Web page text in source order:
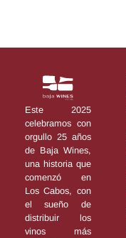
Este 2025
celebramos con
orgullo 25 años
de Baja Wines,
una historia que
comenzó en
Los Cabos, con
el sueño de
distribuir los
vinos más